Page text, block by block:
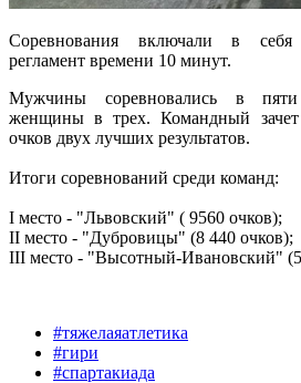
Соревнования включали в себя
регламент времени 10 минут.
Мужчины соревновались в пяти
женщины в трех. Командный зачет
очков двух лучших результатов.
Итоги соревнований среди команд:
I место - "Львовский" ( 9560 очков);
II место - "Дубровицы" (8 440 очков);
III место - "Высотный-Ивановский" (5
#тяжелаяатлетика
#гири
#спартакиада